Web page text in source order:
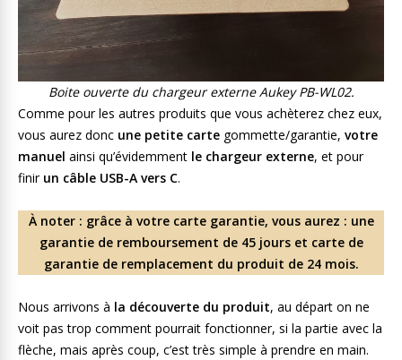
Boite ouverte du chargeur externe Aukey PB-WL02.
Comme pour les autres produits que vous achèterez chez eux,
vous aurez donc une petite carte gommette/garantie, votre
manuel ainsi qu’évidemment le chargeur externe, et pour
finir un câble USB-A vers C.
À noter : grâce à votre carte garantie, vous aurez : une
garantie de remboursement de 45 jours et carte de
garantie de remplacement du produit de 24 mois.
Nous arrivons à la découverte du produit, au départ on ne
voit pas trop comment pourrait fonctionner, si la partie avec la
flèche, mais après coup, c’est très simple à prendre en main.